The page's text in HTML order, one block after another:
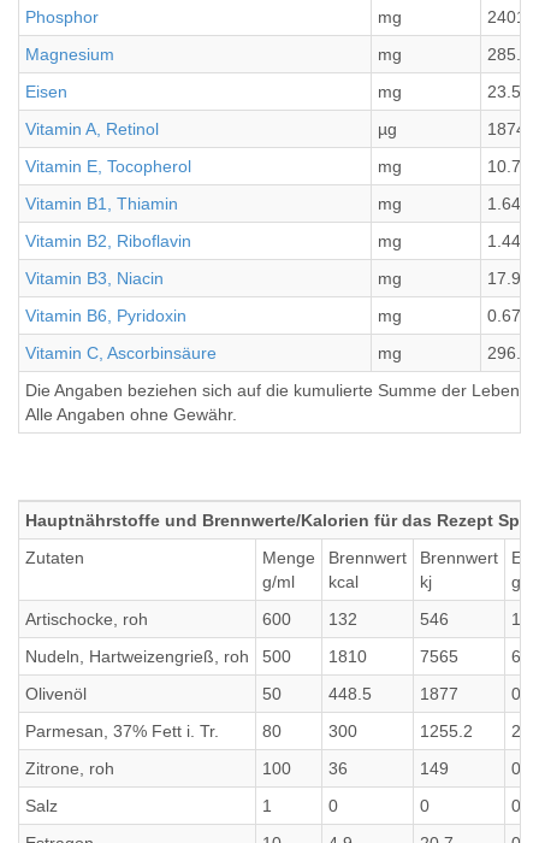
Phosphor
mg
2401.6
Magnesium
mg
285.5
Eisen
mg
23.57
Vitamin A, Retinol
µg
1874.5
Vitamin E, Tocopherol
mg
10.72
Vitamin B1, Thiamin
mg
1.64
Vitamin B2, Riboflavin
mg
1.44
Vitamin B3, Niacin
mg
17.96
Vitamin B6, Pyridoxin
mg
0.67
Vitamin C, Ascorbinsäure
mg
296.4
Die Angaben beziehen sich auf die kumulierte Summe der
Alle Angaben ohne Gewähr.
Hauptnährstoffe und Brennwerte/Kalorien für das Rezept
Zutaten
Menge
g/ml
Brennwert
kcal
Brennwert
kj
g
Artischocke, roh
600 132 546
Nudeln, Hartweizengrieß, roh
500 1810 7565
Olivenöl
50 448.5 1877
0
Parmesan, 37% Fett i. Tr.
80 300 1255.2
Zitrone, roh
100 36 149
0.7
Salz
1 0 0
0